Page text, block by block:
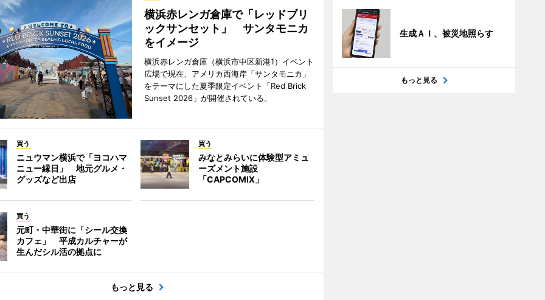
横浜赤レンガ倉庫で「レッドブリ
ックサンセット」 サンタモニカ
をイメージ
横浜赤レンガ倉庫（横浜市中区新港1）イベント
広場で現在、アメリカ西海岸「サンタモニカ」
をテーマにした夏季限定イベント「Red Brick
Sunset 2026」が開催されている。
買う
ニュウマン横浜で「ヨコハマ
ニュー縁日」 地元グルメ・
グッズなど出店
買う
みなとみらいに体験型アミュ
ーズメント施設
「CAPCOMIX」
買う
元町・中華街に「シール交換
カフェ」 平成カルチャーが
生んだシル活の拠点に
もっと見る
生成ＡＩ、被災地照らす
もっと見る